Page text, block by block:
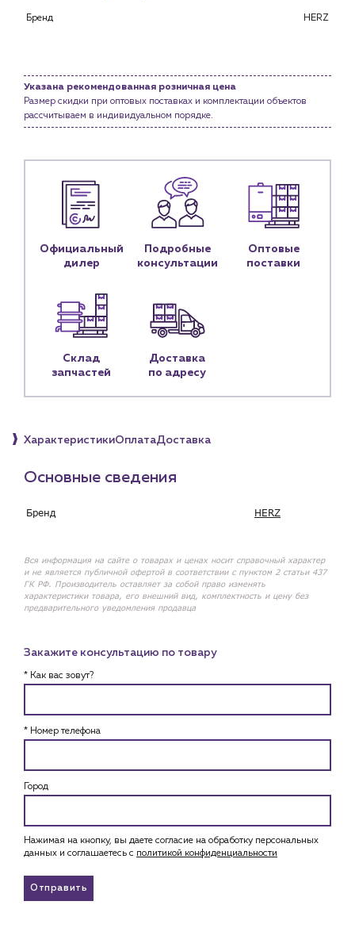
Доставка
Портфолио
Личный кабинет
Контактные данные
Наши партнёры
Чат-бот
г. Краснодар, ул. Российская, 63
Бренд HERZ
Указана рекомендованная розничная цена
Размер скидки при оптовых поставках и комплектации объектов
рассчитываем в индивидуальном порядке.
Официальный
дилер
Подробные
консультации
Оптовые
поставки
Склад
запчастей
Доставка
по адресу
ХарактеристикиОплатаДоставка
Основные сведения
Бренд HERZ
Вся информация на сайте о товарах и ценах носит справочный характер
и не является публичной офертой в соответствии с пунктом 2 статьи 437
ГК РФ. Производитель оставляет за собой право изменять
характеристики товара, его внешний вид, комплектность и цену без
предварительного уведомления продавца
Закажите консультацию по товару
* Как вас зовут?
* Номер телефона
Город
Нажимая на кнопку, вы даете согласие на обработку персональных
данных и соглашаетесь c политикой конфиденциальности
Отправить